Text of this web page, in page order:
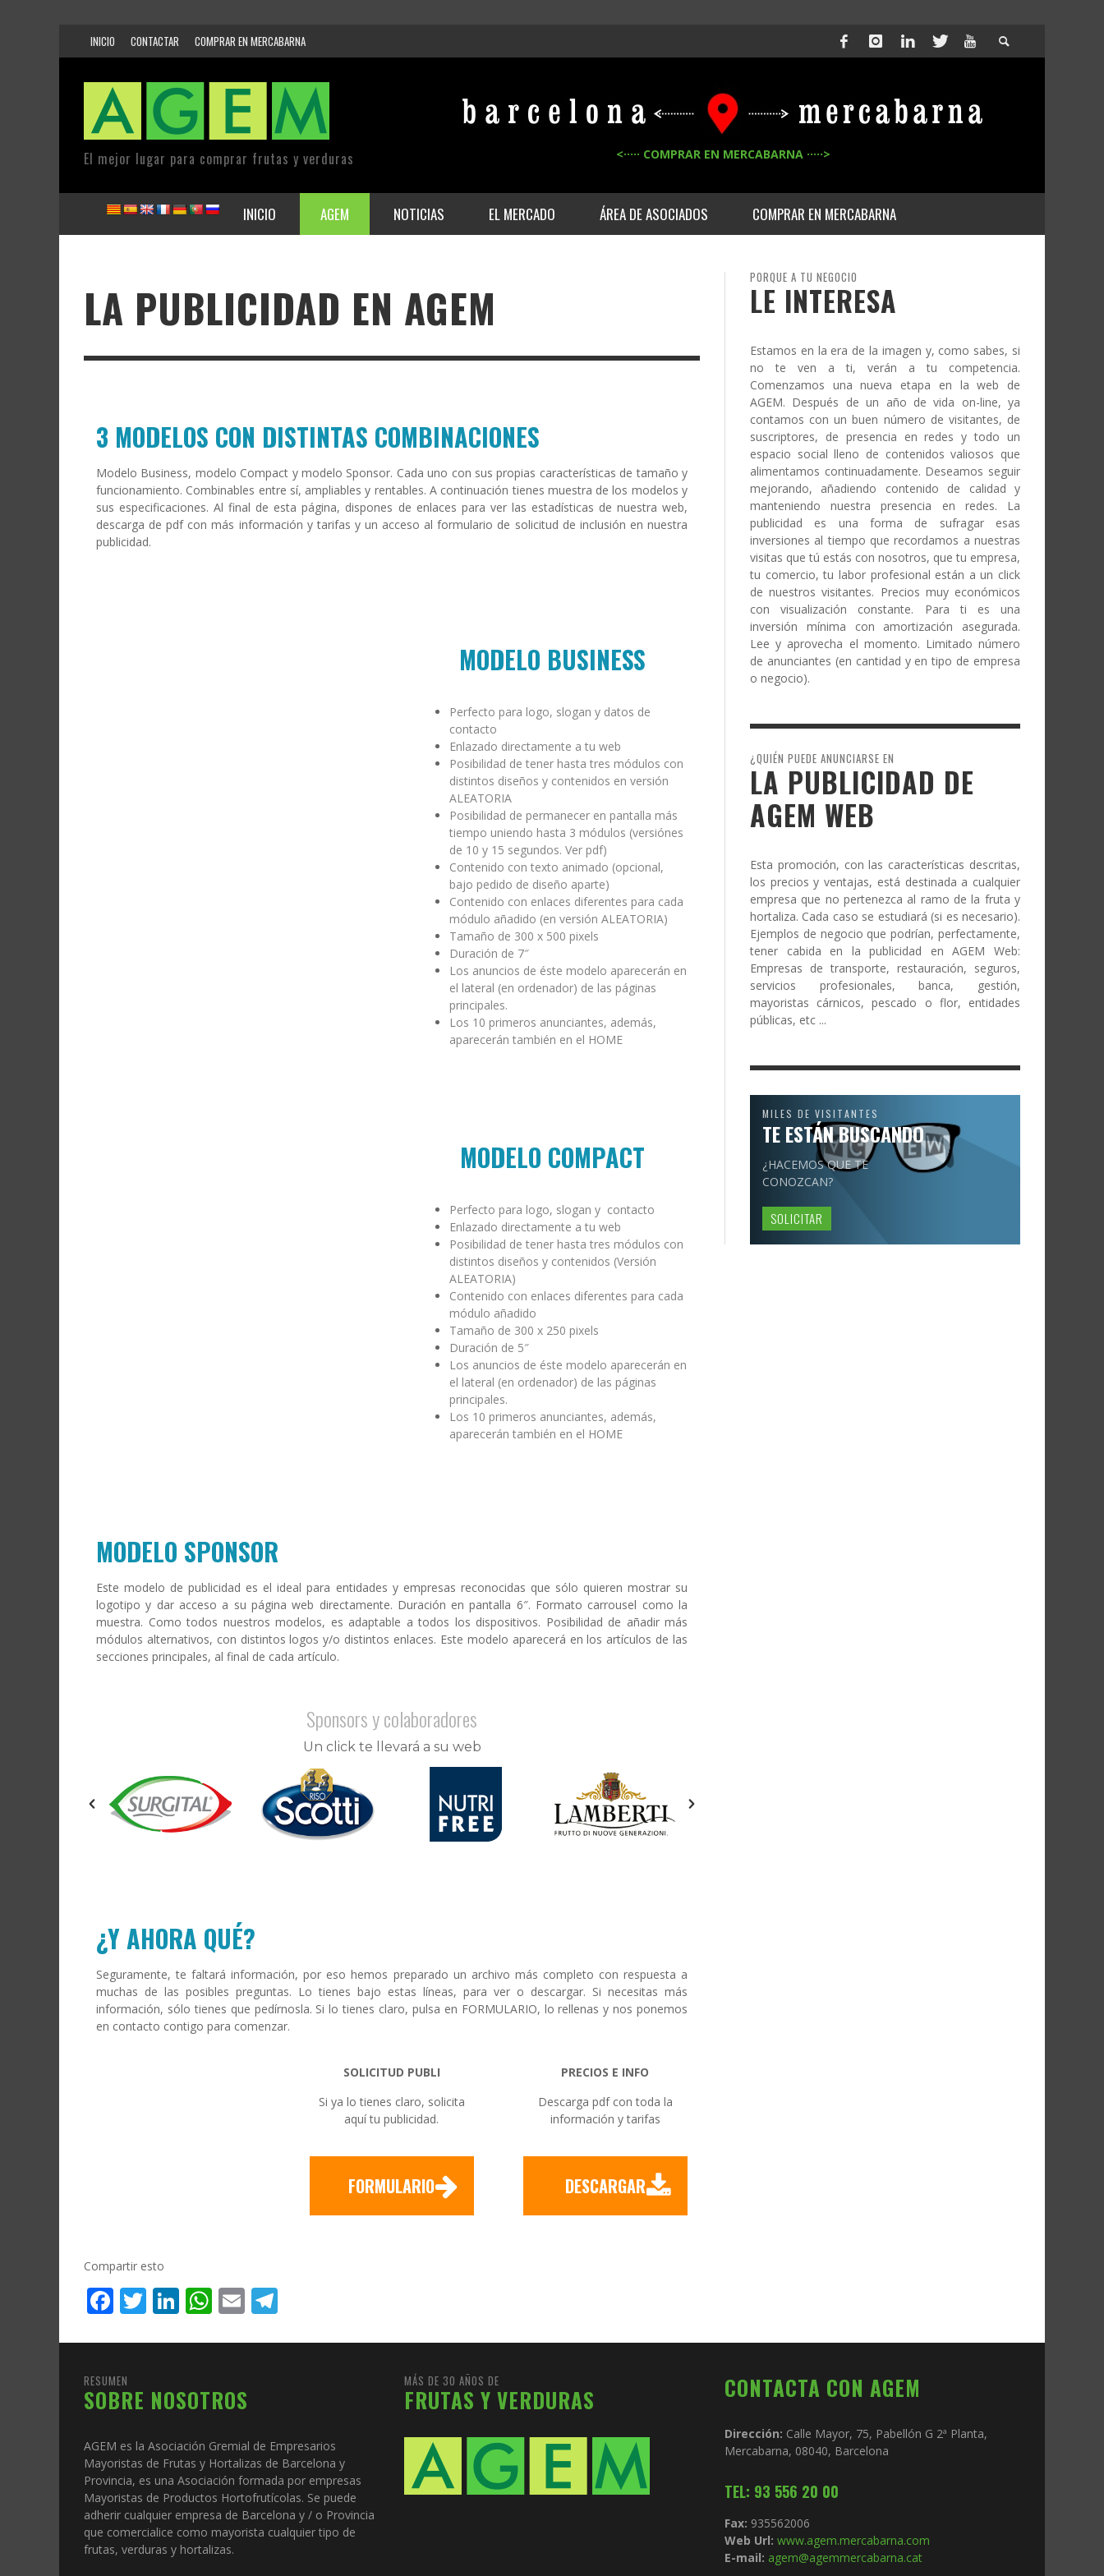
INICIO CONTACTAR COMPRAR EN MERCABARNA
El mejor lugar para comprar frutas y verduras <····· COMPRAR EN MERCABARNA ·····>
INICIO AGEM NOTICIAS EL MERCADO ÁREA DE ASOCIADOS COMPRAR EN MERCABARNA
LA PUBLICIDAD EN AGEM
3 MODELOS CON DISTINTAS COMBINACIONES
Modelo Business, modelo Compact y modelo Sponsor. Cada uno con sus propias características de tamaño y
funcionamiento. Combinables entre sí, ampliables y rentables. A continuación tienes muestra de los modelos y
sus especificaciones. Al final de esta página, dispones de enlaces para ver las estadísticas de nuestra web,
descarga de pdf con más información y tarifas y un acceso al formulario de solicitud de inclusión en nuestra
publicidad.
MODELO BUSINESS
Perfecto para logo, slogan y datos de
contacto
Enlazado directamente a tu web
Posibilidad de tener hasta tres módulos con
distintos diseños y contenidos en versión
ALEATORIA
Posibilidad de permanecer en pantalla más
tiempo uniendo hasta 3 módulos (versiónes
de 10 y 15 segundos. Ver pdf)
Contenido con texto animado (opcional,
bajo pedido de diseño aparte)
Contenido con enlaces diferentes para cada
módulo añadido (en versión ALEATORIA)
Tamaño de 300 x 500 pixels
Duración de 7″
Los anuncios de éste modelo aparecerán en
el lateral (en ordenador) de las páginas
principales.
Los 10 primeros anunciantes, además,
aparecerán también en el HOME
MODELO COMPACT
Perfecto para logo, slogan y contacto
Enlazado directamente a tu web
Posibilidad de tener hasta tres módulos con
distintos diseños y contenidos (Versión
ALEATORIA)
Contenido con enlaces diferentes para cada
módulo añadido
Tamaño de 300 x 250 pixels
Duración de 5″
Los anuncios de éste modelo aparecerán en
el lateral (en ordenador) de las páginas
principales.
Los 10 primeros anunciantes, además,
aparecerán también en el HOME
MODELO SPONSOR
Este modelo de publicidad es el ideal para entidades y empresas reconocidas que sólo quieren mostrar su
logotipo y dar acceso a su página web directamente. Duración en pantalla 6″. Formato carrousel como la
muestra. Como todos nuestros modelos, es adaptable a todos los dispositivos. Posibilidad de añadir más
módulos alternativos, con distintos logos y/o distintos enlaces. Este modelo aparecerá en los artículos de las
secciones principales, al final de cada artículo.
Sponsors y colaboradores
Un click te llevará a su web
¿Y AHORA QUÉ?
Seguramente, te faltará información, por eso hemos preparado un archivo más completo con respuesta a
muchas de las posibles preguntas. Lo tienes bajo estas líneas, para ver o descargar. Si necesitas más
información, sólo tienes que pedírnosla. Si lo tienes claro, pulsa en FORMULARIO, lo rellenas y nos ponemos
en contacto contigo para comenzar.
SOLICITUD PUBLI
Si ya lo tienes claro, solicita
aquí tu publicidad.
FORMULARIO
PRECIOS E INFO
Descarga pdf con toda la
información y tarifas
DESCARGAR
Compartir esto
Facebook
Twitter
LinkedIn
WhatsApp
Email
PORQUE A TU NEGOCIO
LE INTERESA
Estamos en la era de la imagen y, como sabes, si
no te ven a ti, verán a tu competencia.
Comenzamos una nueva etapa en la web de
AGEM. Después de un año de vida on-line, ya
contamos con un buen número de visitantes, de
suscriptores, de presencia en redes y todo un
espacio social lleno de contenidos valiosos que
alimentamos continuadamente. Deseamos seguir
mejorando, añadiendo contenido de calidad y
manteniendo nuestra presencia en redes. La
publicidad es una forma de sufragar esas
inversiones al tiempo que recordamos a nuestras
visitas que tú estás con nosotros, que tu empresa,
tu comercio, tu labor profesional están a un click
de nuestros visitantes. Precios muy económicos
con visualización constante. Para ti es una
inversión mínima con amortización asegurada.
Lee y aprovecha el momento. Limitado número
de anunciantes (en cantidad y en tipo de empresa
o negocio).
¿QUIÉN PUEDE ANUNCIARSE EN
LA PUBLICIDAD DE
AGEM WEB
Esta promoción, con las características descritas,
los precios y ventajas, está destinada a cualquier
empresa que no pertenezca al ramo de la fruta y
hortaliza. Cada caso se estudiará (si es necesario).
Ejemplos de negocio que podrían, perfectamente,
tener cabida en la publicidad en AGEM Web:
Empresas de transporte, restauración, seguros,
servicios profesionales, banca, gestión,
mayoristas cárnicos, pescado o flor, entidades
públicas, etc ...
MILES DE VISITANTES
TE ESTÁN BUSCANDO
¿HACEMOS QUE TE
CONOZCAN?
SOLICITAR
RESUMEN
SOBRE NOSOTROS
AGEM es la Asociación Gremial de Empresarios
Mayoristas de Frutas y Hortalizas de Barcelona y
Provincia, es una Asociación formada por empresas
Mayoristas de Productos Hortofrutícolas. Se puede
adherir cualquier empresa de Barcelona y / o Provincia
que comercialice como mayorista cualquier tipo de
frutas, verduras y hortalizas.
MÁS DE 30 AÑOS DE
FRUTAS Y VERDURAS CONTACTA CON AGEM
Dirección: Calle Mayor, 75, Pabellón G 2ª Planta,
Mercabarna, 08040, Barcelona
TEL: 93 556 20 00
Fax: 935562006
Web Url: www.agem.mercabarna.com
E-mail: agem@agemmercabarna.cat